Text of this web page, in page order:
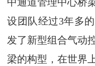
设团队经过3年多
发了新型组合气动
梁的构型，在世界